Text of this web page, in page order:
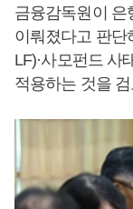
금융감독원이 은
이뤄졌다고 판단
LF)·사모펀드 사
적용하는 것을